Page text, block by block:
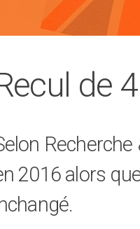
de
2016 alors